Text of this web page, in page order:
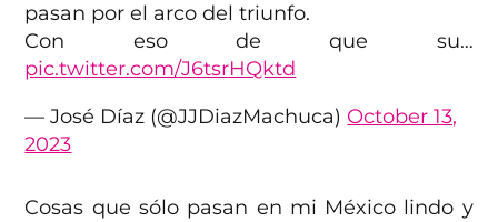
pasan por el arco del triunfo.
Con eso de que su…
pic.twitter.com/J6tsrHQktd
— José Díaz (@JJDiazMachuca) October 13,
2023
Cosas que sólo pasan en mi México lindo y